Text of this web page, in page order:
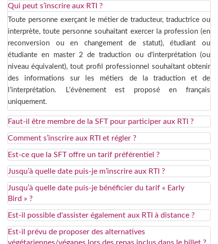
Qui peut s’inscrire aux RTI ?
Toute personne exerçant le métier de traducteur, traductrice ou
interprète, toute personne souhaitant exercer la profession (en
reconversion ou en changement de statut), étudiant ou
étudiante en master 2 de traduction ou d'interprétation (ou
niveau équivalent), tout profil professionnel souhaitant obtenir
des informations sur les métiers de la traduction et de
l’interprétation. L’évènement est proposé en français
uniquement.
Faut-il être membre de la SFT pour participer aux RTI ?
Comment s’inscrire aux RTI et régler ?
Est-ce que la SFT offre un tarif préférentiel ?
Jusqu’à quelle date puis-je m’inscrire aux RTI ?
Jusqu’à quelle date puis-je bénéficier du tarif « Early
Bird » ?
Est-il possible d'assister également aux RTI à distance ?
Est-il prévu de proposer des alternatives